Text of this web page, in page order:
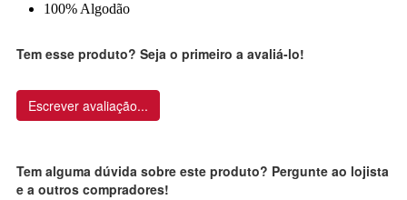
100% Algodão
Tem esse produto? Seja o primeiro a avaliá-lo!
Escrever avaliação...
Tem alguma dúvida sobre este produto? Pergunte ao lojista
e a outros compradores!